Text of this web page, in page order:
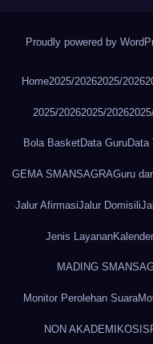
Proudly powered by
Home2025/20262025/2026
2025/20262025/2026
Bola BasketData GuruData
GEMA SMANSAGRAGuru
Jalur AfirmasiJalur Domisili
Jenis LayananKalender
MADING
Monitor Perolehan Suara
NON AKADEMIKOSIS